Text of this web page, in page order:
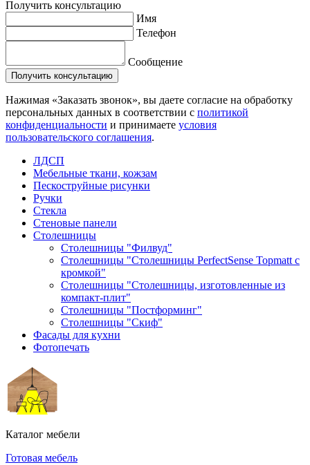
Получить консультацию
Имя
Телефон
Сообщение
Нажимая «Заказать звонок», вы даете согласие на обработку
персональных данных в соответствии с политикой
конфиденциальности и принимаете условия
пользовательского соглашения.
ЛДСП
Мебельные ткани, кожзам
Пескоструйные рисунки
Ручки
Стекла
Стеновые панели
Столешницы
Столешницы "Филвуд"
Столешницы "Столешницы PerfectSense Topmatt с
кромкой"
Столешницы "Столешницы, изготовленные из
компакт-плит"
Столешницы "Постформинг"
Столешницы "Скиф"
Фасады для кухни
Фотопечать
Каталог мебели
Готовая мебель